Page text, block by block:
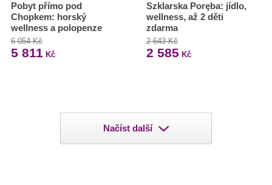
Pobyt přímo pod
Chopkem: horský
wellness a polopenze
6 054 Kč
5 811 Kč
Szklarska Poręba: jídlo,
wellness, až 2 děti
zdarma
2 643 Kč
2 585 Kč
Načíst další